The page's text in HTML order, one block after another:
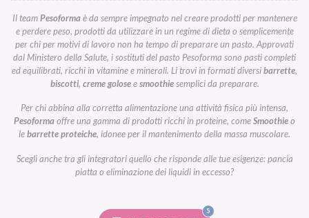
Il teamPesoformaè da sempre impegnato nel creare prodotti per mantenere
e perdere peso, prodotti da utilizzare in un regime di dieta o semplicemente
per chi per motivi di lavoro non ha tempo di preparare un pasto. Approvati
dal Ministero della Salute, i sostituti del pasto Pesoforma sono pasti completi
ed equilibrati, ricchi in vitamine e minerali. Li trovi in formati diversibarrette,
biscotti, creme goloseesmoothiesemplici da preparare.
Per chi abbina alla corretta alimentazione una attività fisica più intensa,
Pesoformaoffre una gamma di prodotti ricchi in proteine, comeSmoothieo
lebarrette proteiche, idonee per il mantenimento della massa muscolare.
Scegli anche tra gli integratori quello che risponde alle tue esigenze: pancia
piatta o eliminazione dei liquidi in eccesso?
5FILTRI